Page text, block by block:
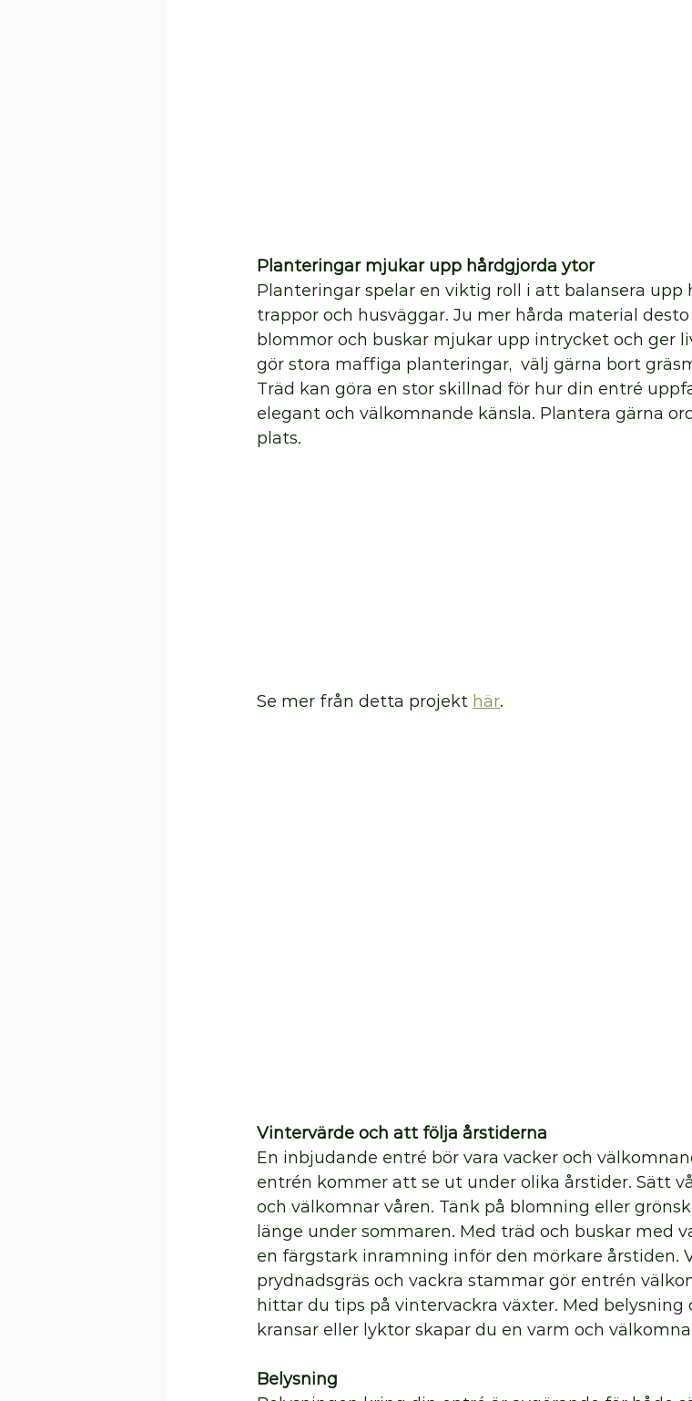
Planteringar mjukar upp hårdgjorda ytor
Planteringar spelar en viktig roll i att balansera upp
trappor och husväggar. Ju mer hårda material
blommor och buskar mjukar upp intrycket och ger
gör stora maffiga planteringar,  välj gärna bort
Träd kan göra en stor skillnad för hur din entré
elegant och välkomnande känsla. Plantera gärna
plats.
Se mer från detta projekt här.
Vintervärde och att följa årstiderna
En inbjudande entré bör vara vacker och
entrén kommer att se ut under olika årstider. Sätt
och välkomnar våren. Tänk på blomning eller
länge under sommaren. Med träd och buskar med
en färgstark inramning inför den mörkare årstiden.
prydnadsgräs och vackra stammar gör entrén
hittar du tips på vintervackra växter. Med belysning
kransar eller lyktor skapar du en varm och
Belysning